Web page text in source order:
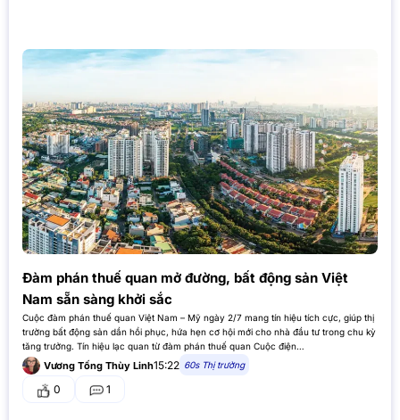
Đàm phán thuế quan mở đường, bất động sản Việt
Nam sẵn sàng khởi sắc
Cuộc đàm phán thuế quan Việt Nam – Mỹ ngày 2/7 mang tín hiệu tích cực, giúp thị
trường bất động sản dần hồi phục, hứa hẹn cơ hội mới cho nhà đầu tư trong chu kỳ
tăng trưởng. Tín hiệu lạc quan từ đàm phán thuế quan Cuộc điện…
Vương Tống Thùy Linh15:22 60s Thị trường
0 1